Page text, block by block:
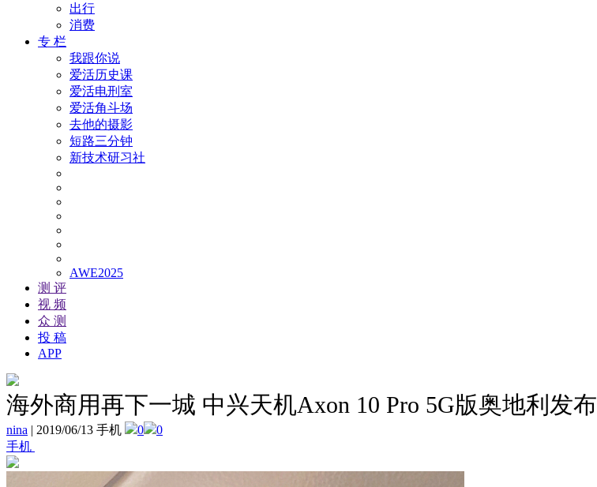
出行
消费
专 栏
我跟你说
爱活历史课
爱活电刑室
爱活角斗场
去他的摄影
短路三分钟
新技术研习社
AWE2025
测 评
视 频
众 测
投 稿
APP
海外商用再下一城 中兴天机Axon 10 Pro 5G版奥地利发布
nina | 2019/06/13 手机 0
0
手机